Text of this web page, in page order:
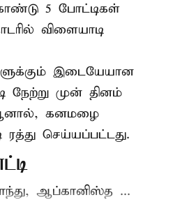
5 போட்டிகள்
விளையாடி
இடையேயான
நேற்று முன் தினம்
ஆனால், கனமழை
செய்யப்பட்டது.
ஆப்கானிஸ்த ...